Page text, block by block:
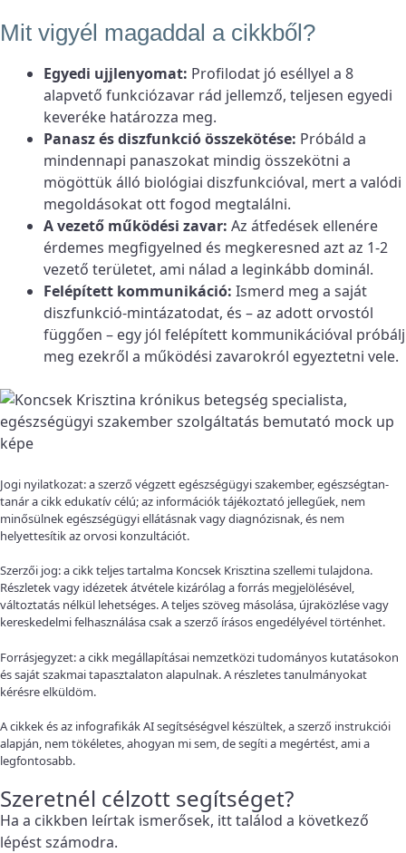
Mit vigyél magaddal a cikkből?
Egyedi ujjlenyomat: Profilodat jó eséllyel a 8
alapvető funkciózavar rád jellemző, teljesen egyedi
keveréke határozza meg.
Panasz és diszfunkció összekötése: Próbáld a
mindennapi panaszokat mindig összekötni a
mögöttük álló biológiai diszfunkcióval, mert a valódi
megoldásokat ott fogod megtalálni.
A vezető működési zavar: Az átfedések ellenére
érdemes megfigyelned és megkeresned azt az 1-2
vezető területet, ami nálad a leginkább dominál.
Felépített kommunikáció: Ismerd meg a saját
diszfunkció-mintázatodat, és – az adott orvostól
függően – egy jól felépített kommunikációval próbálj
meg ezekről a működési zavarokról egyeztetni vele.
Jogi nyilatkozat: a szerző végzett egészségügyi szakember, egészségtan-
tanár a cikk edukatív célú; az információk tájékoztató jellegűek, nem
minősülnek egészségügyi ellátásnak vagy diagnózisnak, és nem
helyettesítik az orvosi konzultációt.
Szerzői jog: a cikk teljes tartalma Koncsek Krisztina szellemi tulajdona.
Részletek vagy idézetek átvétele kizárólag a forrás megjelölésével,
változtatás nélkül lehetséges. A teljes szöveg másolása, újraközlése vagy
kereskedelmi felhasználása csak a szerző írásos engedélyével történhet.
Forrásjegyzet: a cikk megállapításai nemzetközi tudományos kutatásokon
és saját szakmai tapasztalaton alapulnak. A részletes tanulmányokat
kérésre elküldöm.
A cikkek és az infografikák AI segítséségvel készültek, a szerző instrukciói
alapján, nem tökéletes, ahogyan mi sem, de segíti a megértést, ami a
legfontosabb.
Szeretnél célzott segítséget?
Ha a cikkben leírtak ismerősek, itt találod a következő
lépést számodra.